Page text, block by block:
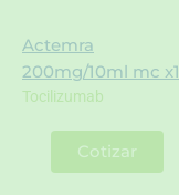
Actemra
200mg/10ml mc x1
Tocilizumab
Cotizar